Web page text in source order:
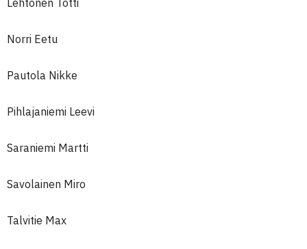
Lehtonen Totti
Norri Eetu
Pautola Nikke
Pihlajaniemi Leevi
Saraniemi Martti
Savolainen Miro
Talvitie Max